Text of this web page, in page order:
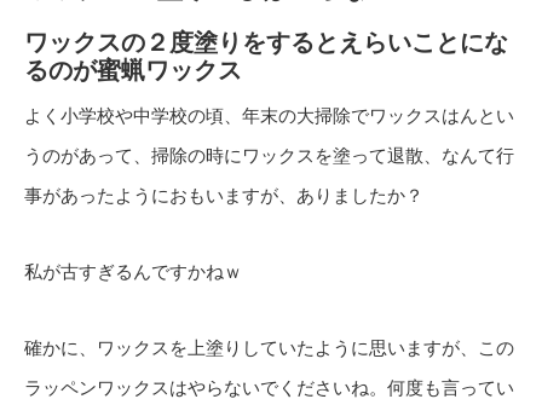
ワックスの２度塗りをするとえらいことにな
るのが蜜蝋ワックス
よく小学校や中学校の頃、年末の大掃除でワックスはんとい
うのがあって、掃除の時にワックスを塗って退散、なんて行
事があったようにおもいますが、ありましたか？
私が古すぎるんですかねｗ
確かに、ワックスを上塗りしていたように思いますが、この
ラッペンワックスはやらないでくださいね。何度も言ってい